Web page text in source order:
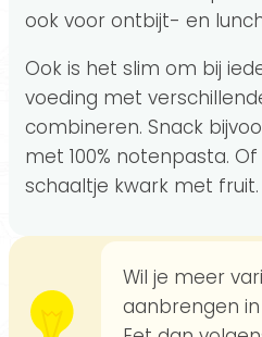
ook voor ontbijt- en
Ook is het slim om bij
voeding met
combineren. Snack
met 100% notenpasta.
schaaltje kwark met fruit.
Wil je meer
aanbrengen